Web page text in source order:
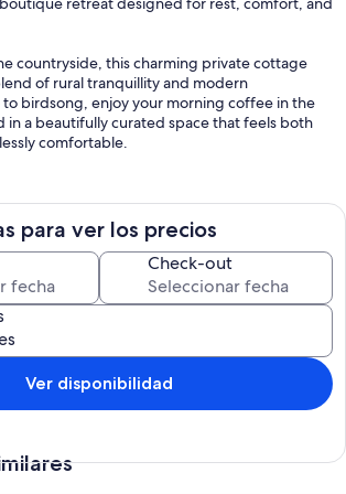
countryside, this charming private cottage
of rural tranquillity and modern
to birdsong, enjoy your morning coffee in the
in a beautifully curated space that feels both
comfortable.
has been carefully designed with comfort
The light-filled interior features:
with quality appliances and everything
meals
with hotel-quality linens
with complimentary toiletries
a smart TV
plus outdoor seating to enjoy the fresh
for couples, small families, or friends
escape.
para ver los precios
Check-out
Ver disponibilidad